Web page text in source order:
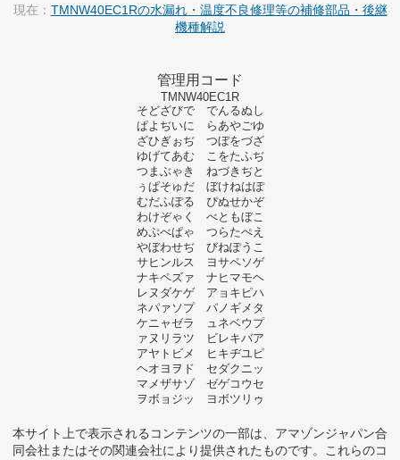
現在： TMNW40EC1Rの水漏れ・温度不良修理等の補修部品・後継
機種解説
管理用コード
TMNW40EC1R
そどざびで でんるぬし
ぱよぢいに らあやごゆ
ざひぎぉぢ つぼをづざ
ゆげてあむ こをたふぢ
つまぶゃき ねづきぢと
ぅぱそゅだ ぼけねはぽ
むだふぽる ぴぬせかぞ
わけぞゃく べともぼこ
めぷべぱゃ つらたぺえ
やぼわせぢ びねぽうこ
サヒンルス ヨサペソゲ
ナキペズァ ナヒマモヘ
レヌダケゲ アョキピハ
ネパァソプ パノギメタ
ケニャゼラ ュネベウプ
ァヌリラツ ビレキバア
アヤトビメ ヒキヂユピ
ヘオヨヲド セダクニッ
マメザサゾ ゼゲコウセ
ヲボョジッ ヨボツリゥ
本サイト上で表示されるコンテンツの一部は、アマゾンジャパン合
同会社またはその関連会社により提供されたものです。これらのコ